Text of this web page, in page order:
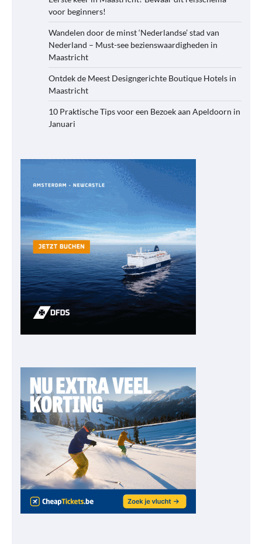
voor beginners!
Wandelen door de minst ‘Nederlandse’ stad van
Nederland – Must-see bezienswaardigheden in
Maastricht
Ontdek de Meest Designgerichte Boutique Hotels in
Maastricht
10 Praktische Tips voor een Bezoek aan Apeldoorn in
Januari